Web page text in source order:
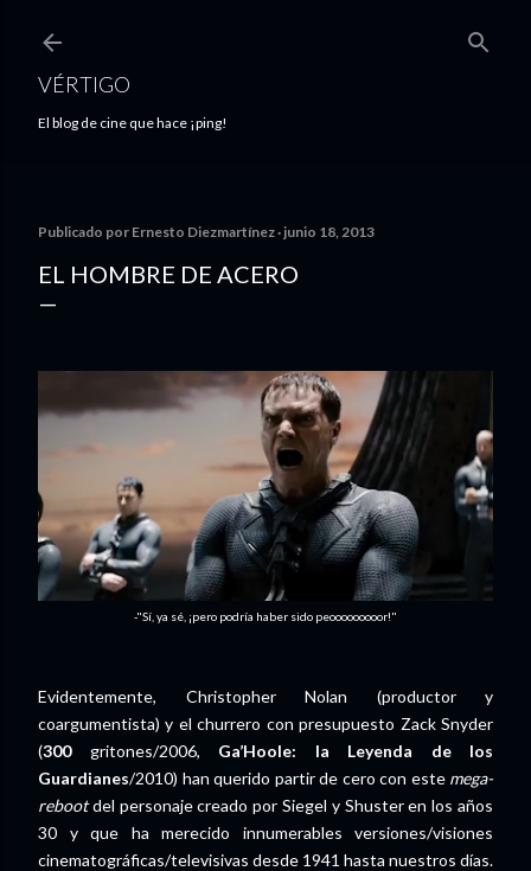
VÉRTIGO
El blog de cine que hace ¡ping!
Publicado por Ernesto Diezmartínez junio 18, 2013
EL HOMBRE DE ACERO
-"Sí, ya sé, ¡pero podría haber sido peooooooooor!"
Evidentemente, Christopher Nolan (productor y
coargumentista) y el churrero con presupuesto Zack Snyder
(300gritones/2006, Ga’Hoole: la Leyenda de los
Guardianes/2010) han querido partir de cero con este mega-
rebootdel personaje creado por Siegel y Shuster en los años
30 y que ha merecido innumerables versiones/visiones
cinematográficas/televisivas desde 1941 hasta nuestros días.